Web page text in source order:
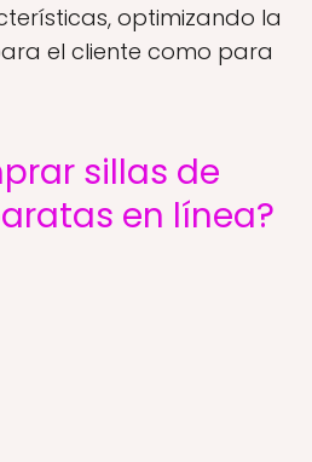
optimizando la
el cliente como para
sillas de
en línea?